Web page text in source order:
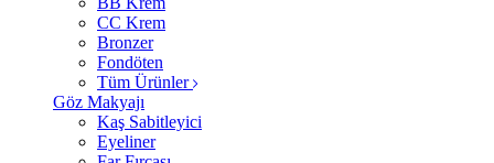
CC Krem
Bronzer
Fondöten
Tüm Ürünler
Göz Makyajı
Kaş Sabitleyici
Eyeliner